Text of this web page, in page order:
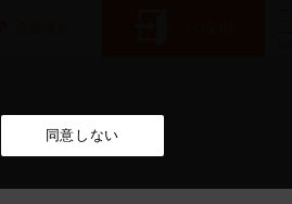
同意しない